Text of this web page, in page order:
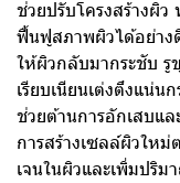
ช่วยปรับโครงสร้างผิ
ฟื้นฟูสภาพผิวได้อย่าง
ให้ผิวกลับมากระชับ
เรียบเนียนเต่งตึงแน่
ช่วยต้านการอักเสบแ
การสร้างเซลล์ผิวให
เจนในผิวและเพิ่มปริ